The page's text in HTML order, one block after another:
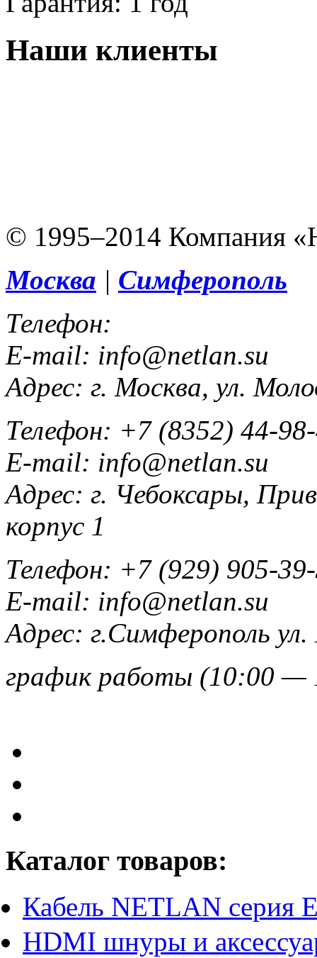
Наши клиенты
© 1995–2014 Компания
Москва | Симферополь
Телефон:
E-mail: info@netlan.su
Адрес: г. Москва, ул.
Телефон: +7 (8352) 44-
E-mail: info@netlan.su
Адрес: г. Чебоксары,
корпус 1
Телефон: +7 (929) 905-
E-mail: info@netlan.su
Адрес: г.Симферополь
график работы (10:00 —
Каталог товаров:
Кабель NETLAN серия
HDMI шнуры и